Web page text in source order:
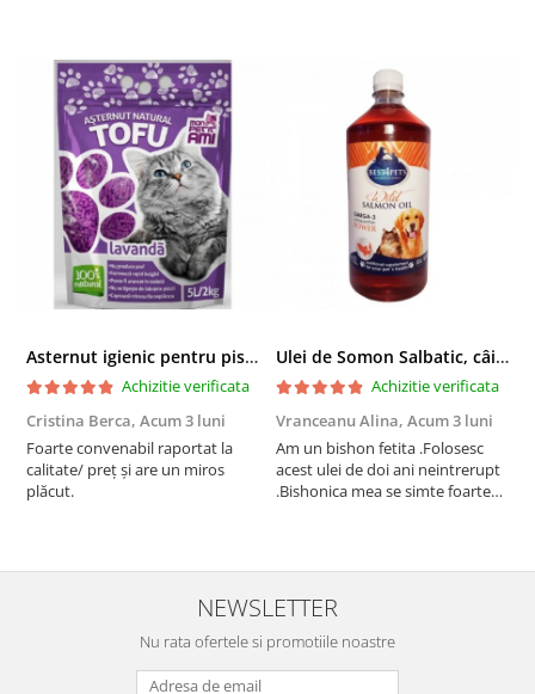
Asternut igienic pentru pisici Tofu Lavanda, Mon Petit 5 l
Achizitie verificata
Cristina Berca, Acum 3 luni
Foarte convenabil raportat la
calitate/ preț și are un miros
plăcut.
Ulei de Somon Salbatic, câini și pisici, piele si blană, BEST4PETS, 1l
Achizitie verificata
Vranceanu Alina, Acum 3 luni
Am un bishon fetita .Folosesc
acest ulei de doi ani neintrerupt
.Bishonica mea se simte foarte
recomand cu mult drag !
NEWSLETTER
Nu rata ofertele si promotiile noastre